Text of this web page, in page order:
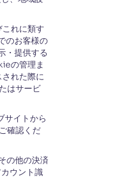
れに類す
のお客様の
・提供する
の管理ま
れた際に
はサービ
イトから
確認くだ
の他の決済
ウント識